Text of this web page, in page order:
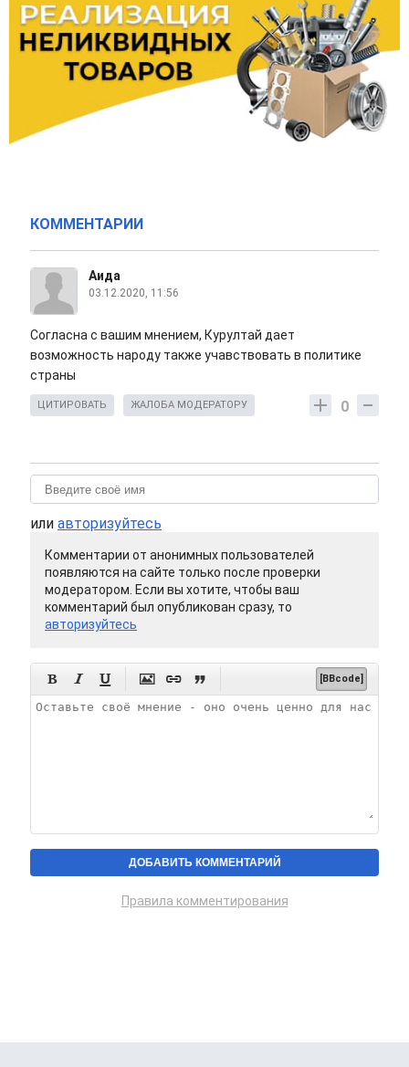
КОММЕНТАРИИ
Аида
03.12.2020, 11:56
Согласна с вашим мнением, Курултай дает
возможность народу также учавствовать в политике
страны
0
ЦИТИРОВАТЬ ЖАЛОБА МОДЕРАТОРУ
или авторизуйтесь
Комментарии от анонимных пользователей
появляются на сайте только после проверки
модератором. Если вы хотите, чтобы ваш
комментарий был опубликован сразу, то
авторизуйтесь
      [BBcode]
Правила комментирования